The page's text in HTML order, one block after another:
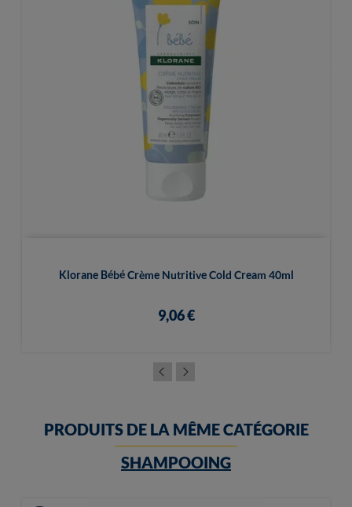
Klorane Bébé Crème Nutritive Cold Cream 40ml
9,06 €
PRODUITS DE LA MÊME CATÉGORIE
SHAMPOOING